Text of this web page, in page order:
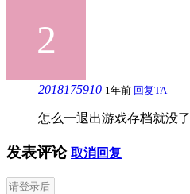
2018175910 1年前 回复TA
怎么一退出游戏存档就没了
发表评论 取消回复